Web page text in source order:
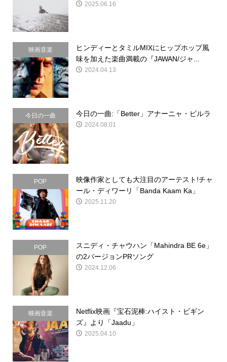
2025.06.16
映画音楽
ヒンディーとタミルMIXにヒップホップ風
味を加えた楽曲満載の『JAWAN/ジャ...
2024.04.13
今日の一曲 今日の一曲:「Better」アナーニャ・ビルラ
2024.08.01
POP
映像作家としても大注目のアーテスト!チャ
ール・ディワーリ「Banda Kaam Ka」
2025.11.20
POP
スニディ・チャウハン「Mahindra BE 6e」
の2バージョンPRソング
2024.12.06
映画音楽
Netflix映画『宝石泥棒:ハイスト・ビギン
ズ』より「Jaadu」
2025.04.10